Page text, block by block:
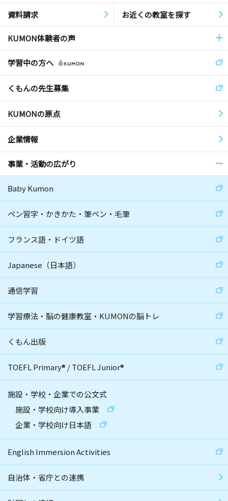
資料請求 お近くの教室を探す
KUMON体験者の声
学習中の方へ
くもんの先生募集
KUMONの原点
企業情報
事業・活動の広がり
Baby Kumon
ペン習字・かきかた・筆ペン・毛筆
フランス語・ドイツ語
Japanese（日本語）
通信学習
学習療法・脳の健康教室・KUMONの脳トレ
くもん出版
TOEFL Primary® /TOEFL Junior®
施設・学校・企業での公文式
施設・学校向け導入事業
企業・学校向け日本語
English Immersion Activities
自治体・省庁との連携